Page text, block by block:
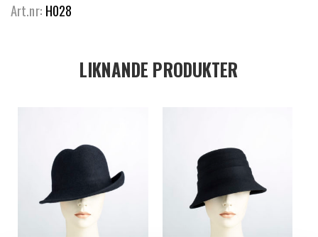
Art.nr: H028
LIKNANDE PRODUKTER